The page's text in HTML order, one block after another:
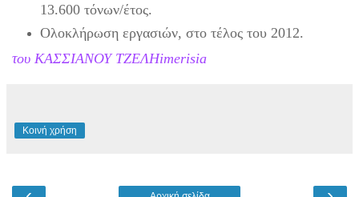
13.600 τόνων/έτος.
Ολοκλήρωση εργασιών, στο τέλος του 2012.
του ΚΑΣΣΙΑΝΟΥ ΤΖΕΛΗimerisia
Κοινή χρήση